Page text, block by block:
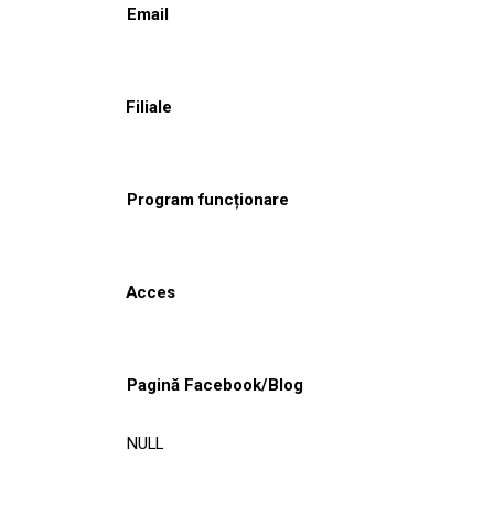
Email
Filiale
Program funcționare
Acces
Pagină Facebook/Blog
NULL